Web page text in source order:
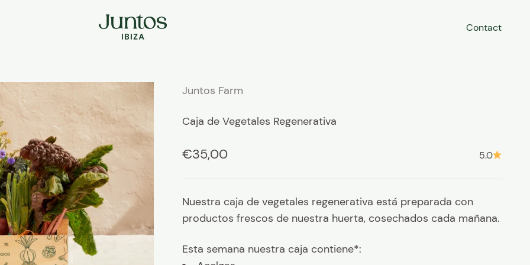
Juntos Ibiza Contact
Juntos Farm
Caja de Vegetales Regenerativa
Precio de oferta
€35,00 5.0
Nuestra caja de vegetales regenerativa está preparada con
productos frescos de nuestra huerta, cosechados cada mañana.
Esta semana nuestra caja contiene*: